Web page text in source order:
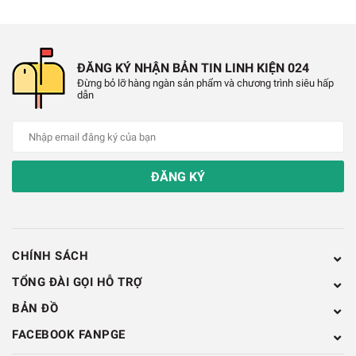
B1: Các bạn cần làm sạch bề mặt mối hàn
B2: Nhỏ 1 giọt dung dịch trợ hàn lên bề mặt
B3: Hàn trực tiếp thiếc lên bề mặt có giọt
Hình Ảnh Dung Dịch Trợ Hàn GOOT
ĐĂNG KÝ NHẬN BẢN TIN LINH KIỆN 024
Đừng bỏ lỡ hàng ngàn sản phẩm và chương trình siêu hấp
dẫn
ĐĂNG KÝ
CHÍNH SÁCH
TỔNG ĐÀI GỌI HỖ TRỢ
BẢN ĐỒ
FACEBOOK FANPGE